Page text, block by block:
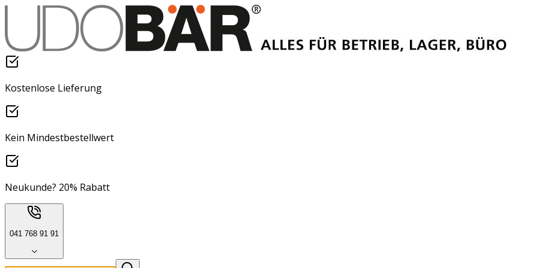
Kostenlose Lieferung
Kein Mindestbestellwert
Neukunde? 20% Rabatt
041 768 91 91